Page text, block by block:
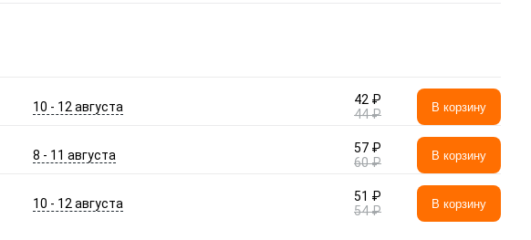
10 - 12 августа
42 ₽
44 ₽
В корзину
8 - 11 августа
57 ₽
60 ₽
В корзину
10 - 12 августа
51 ₽
54 ₽
В корзину